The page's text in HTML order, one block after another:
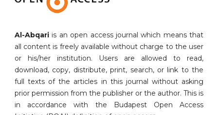
Al-Abqari is an open access journal which means that
all content is freely available without charge to the user
or his/her institution. Users are allowed to read,
download, copy, distribute, print, search, or link to the
full texts of the articles in this journal without asking
prior permission from the publisher or the author. This is
in accordance with the Budapest Open Access